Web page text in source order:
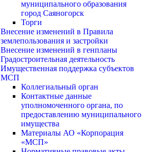
муниципального образования
город Саяногорск
Торги
Внесение изменений в Правила
землепользования и застройки
Внесение изменений в генпланы
Градостроительная деятельность
Имущественная поддержка субъектов
МСП
Коллегиальный орган
Контактные данные
уполномоченного органа, по
предоставлению муниципального
имущества
Материалы АО «Корпорация
«МСП»